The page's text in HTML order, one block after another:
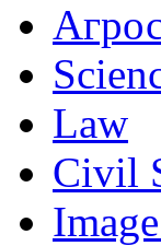
Law
Civil